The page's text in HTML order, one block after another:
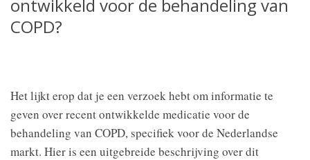
ontwikkeld voor de behandeling van
COPD?
Het lijkt erop dat je een verzoek hebt om informatie te
geven over recent ontwikkelde medicatie voor de
behandeling van COPD, specifiek voor de Nederlandse
markt. Hier is een uitgebreide beschrijving over dit